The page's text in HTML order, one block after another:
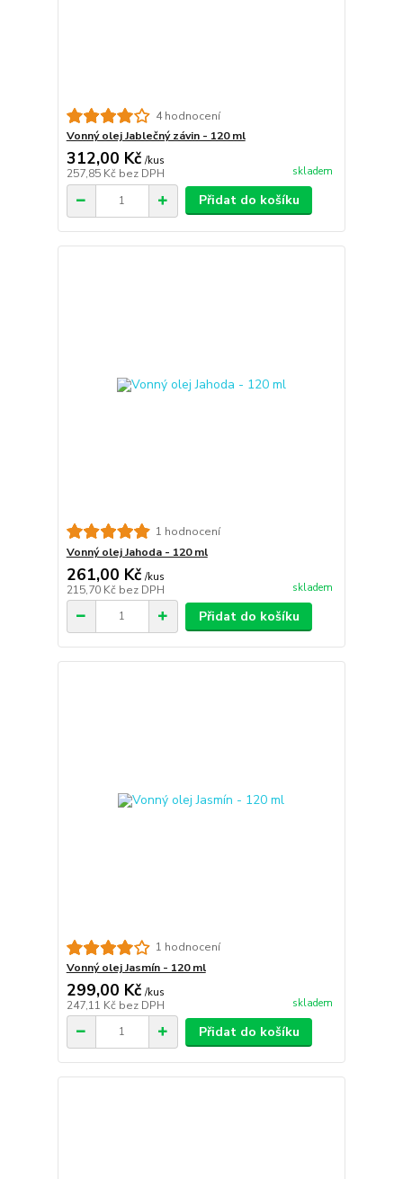
4 hodnocení
Vonný olej Jablečný závin - 120 ml
312,00 Kč /kus
257,85 Kč bez DPH skladem
Přidat do košíku
1 hodnocení
Vonný olej Jahoda - 120 ml
261,00 Kč /kus
215,70 Kč bez DPH skladem
Přidat do košíku
1 hodnocení
Vonný olej Jasmín - 120 ml
299,00 Kč /kus
247,11 Kč bez DPH skladem
Přidat do košíku